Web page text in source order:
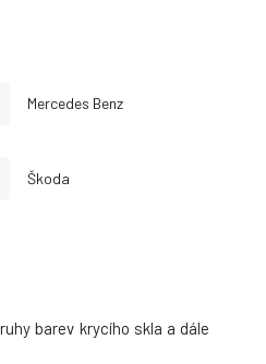
Mercedes Benz
Škoda
barev krycího skla a dále